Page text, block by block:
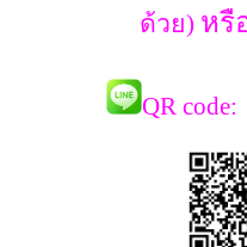
ด้วย) หรื
QR co